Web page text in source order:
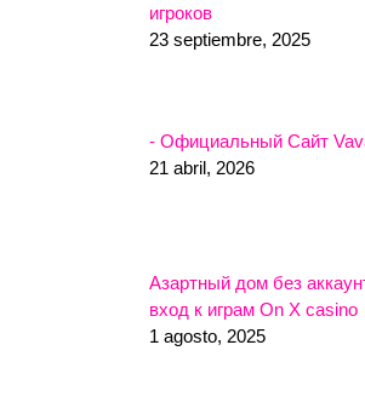
игроков
23 septiembre, 2025
- Официальный Сайт
21 abril, 2026
Азартный дом без
вход к играм On X casino
1 agosto, 2025